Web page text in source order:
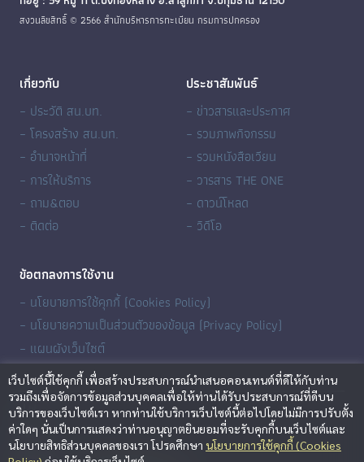
สงวนลิขสิทธิ์ © 2566 สำนักบริหารการทะเบียน กรมการปกครอง
เกี่ยวกับ
– ประวัติ สน.บท.
– โครงสร้าง สน.บท.
– อำนาจหน้าที่
– การให้บริการ
– ถาม&ตอบ
– ติดต่อ
ประชาสัมพันธ์
– ข่าวสารและประกาศ
– รวมภาพกิจกรรม
– รวมหนังสือเวียน
– วารสาร THE ONE
– ดาวน์โหลด
– วิดีโอ
ข้อตกลงการใช้งาน
– นโยบายการใช้คุกกี้ (Cookies Policy)
– นโยบายความเป็นส่วนตัวของข้อมูล (Privacy Policy)
– แผนผังเว็บไซต์
เว็บไซต์นี้ใช้คุกกี้ เพื่อสร้างประสบการณ์นำเสนอคอนเทนต์ที่ดีให้กับท่าน
รวมถึงเพื่อจัดการข้อมูลส่วนบุคคลเพื่อให้ท่านได้รับประสบการณ์ที่ดีบน
บริการของเว็บไซต์เรา หากท่านใช้บริการเว็บไซต์นี้ต่อไปโดยไม่มีการปรับตั้ง
ค่าใดๆ นั่นเป็นการแสดงว่าท่านอนุญาตยินยอมที่จะรับคุกกี้บนเว็บไซต์และ
นโยบายสิทธิส่วนบุคคลของเรา โปรดศึกษา นโยบายการใช้คุกกี้ (Cookies